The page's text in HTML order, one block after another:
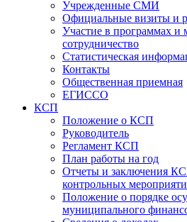
Учрежденные СМИ
Официальные визиты и
Участие в программах и
сотрудничество
Статистическая
Контакты
Общественная приемная
ЕГИССО
КСП
Положение о КСП
Руководитель
Регламент КСП
План работы на год
Отчеты и заключения
контрольных
Положение о порядке
муниципального